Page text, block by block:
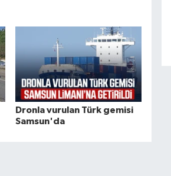
Dronla vurulan Türk gemisi
Samsun'da